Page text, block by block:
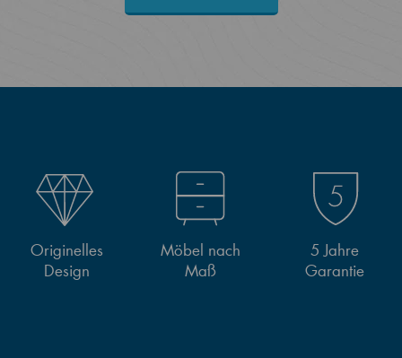
Originelles
Design
Möbel nach
Maß
5 Jahre
Garantie